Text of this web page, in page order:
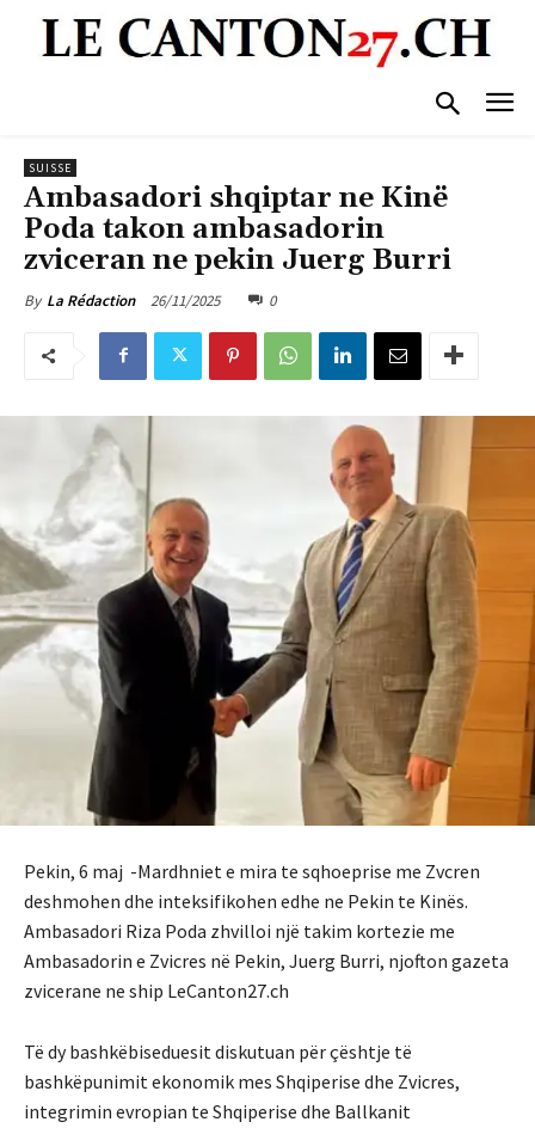
SUISSE
Ambasadori shqiptar ne Kinë
Poda takon ambasadorin
zviceran ne pekin Juerg Burri
By La Rédaction 26/11/2025 0
Pekin, 6 maj -Mardhniet e mira te sqhoeprise me Zvcren
deshmohen dhe inteksifikohen edhe ne Pekin te Kinës.
Ambasadori Riza Poda zhvilloi një takim kortezie me
Ambasadorin e Zvicres në Pekin, Juerg Burri, njofton gazeta
zvicerane ne ship LeCanton27.ch
Të dy bashkëbiseduesit diskutuan për çështje të
bashkëpunimit ekonomik mes Shqiperise dhe Zvicres,
integrimin evropian te Shqiperise dhe Ballkanit